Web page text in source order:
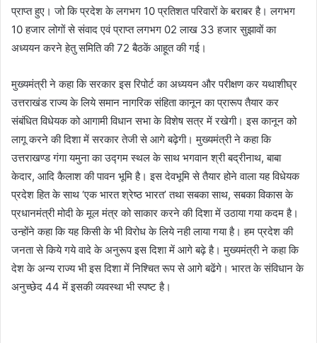
प्राप्त हुए। जो कि प्रदेश के लगभग 10 प्रतिशत परिवारों के बराबर है। लगभग
10 हजार लोगों से संवाद एवं प्राप्त लगभग 02 लाख 33 हजार सुझावों का
अध्ययन करने हेतु समिति की 72 बैठकें आहूत की गई।
मुख्यमंत्री ने कहा कि सरकार इस रिपोर्ट का अध्ययन और परीक्षण कर यथाशीघ्र
उत्तराखंड राज्य के लिये समान नागरिक संहिता कानून का प्रारूप तैयार कर
संबंधित विधेयक को आगामी विधान सभा के विशेष सत्र में रखेगी। इस कानून को
लागू करने की दिशा में सरकार तेजी से आगे बढ़ेगी। मुख्यमंत्री ने कहा कि
उत्तराखण्ड गंगा यमुना का उद्गम स्थल के साथ भगवान श्री बद्रीनाथ, बाबा
केदार, आदि कैलाश की पावन भूमि है। इस देवभूमि से तैयार होने वाला यह विधेयक
प्रदेश हित के साथ ‘एक भारत श्रेष्ठ भारत’ तथा सबका साथ, सबका विकास के
प्रधानमंत्री मोदी के मूल मंत्र को साकार करने की दिशा में उठाया गया कदम है।
उन्होंने कहा कि यह किसी के भी विरोध के लिये नही लाया गया है। हम प्रदेश की
जनता से किये गये वादे के अनुरूप इस दिशा में आगे बढ़े है। मुख्यमंत्री ने कहा कि
देश के अन्य राज्य भी इस दिशा में निश्चित रूप से आगे बढेंगे। भारत के संविधान के
अनुच्छेद 44 में इसकी व्यवस्था भी स्पष्ट है।